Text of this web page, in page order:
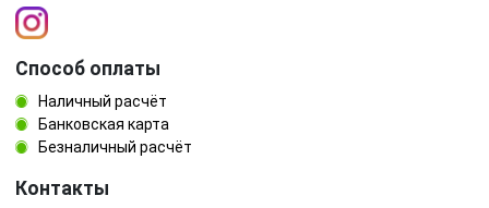
Способ оплаты
Наличный расчёт
Банковская карта
Безналичный расчёт
Контакты